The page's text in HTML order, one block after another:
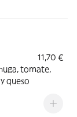
11,70 €
tomate,
queso